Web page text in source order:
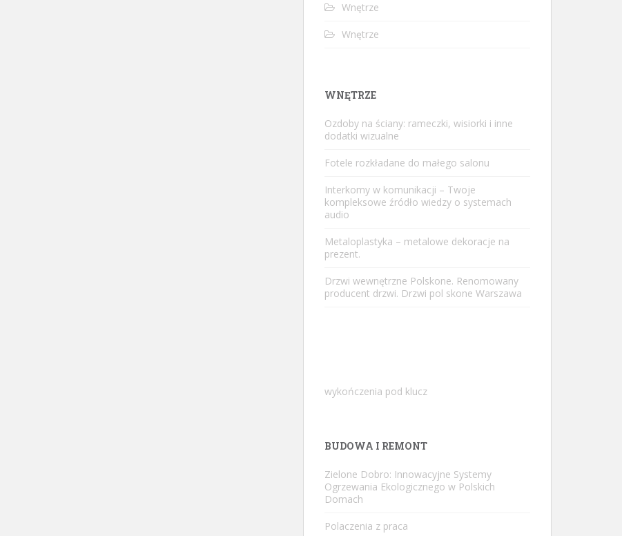
Wnętrze
Wnętrze
WNĘTRZE
Ozdoby na ściany: rameczki, wisiorki i inne
dodatki wizualne
Fotele rozkładane do małego salonu
Interkomy w komunikacji – Twoje
kompleksowe źródło wiedzy o systemach
audio
Metaloplastyka – metalowe dekoracje na
prezent.
Drzwi wewnętrzne Polskone. Renomowany
producent drzwi. Drzwi pol skone Warszawa
wykończenia pod klucz
BUDOWA I REMONT
Zielone Dobro: Innowacyjne Systemy
Ogrzewania Ekologicznego w Polskich
Domach
Polaczenia z praca